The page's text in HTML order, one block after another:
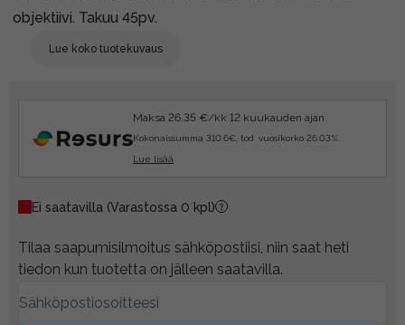
objektiivi. Takuu 45pv.
Lue koko tuotekuvaus
Maksa 26.35 €/kk 12 kuukauden ajan.
Kokonaissumma 310.6€, tod. vuosikorko 26.03%.
Lue lisää
Ei saatavilla (Varastossa 0 kpl)
Tilaa saapumisilmoitus sähköpostiisi, niin saat heti
tiedon kun tuotetta on jälleen saatavilla.